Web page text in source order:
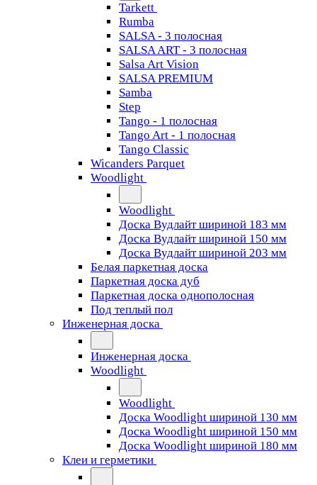
Tarkett
Rumba
SALSA - 3 полосная
SALSA ART - 3 полосная
Salsa Art Vision
SALSA PREMIUM
Samba
Step
Tango - 1 полосная
Tango Art - 1 полосная
Tango Classiс
Wicanders Parquet
Woodlight
Woodlight
Доска Вудлайт шириной 183 мм
Доска Вудлайт шириной 150 мм
Доска Вудлайт шириной 203 мм
Белая паркетная доска
Паркетная доска дуб
Паркетная доска однополосная
Под теплый пол
Инженерная доска
Инженерная доска
Woodlight
Woodlight
Доска Woodlight шириной 130 мм
Доска Woodlight шириной 150 мм
Доска Woodlight шириной 180 мм
Клеи и герметики